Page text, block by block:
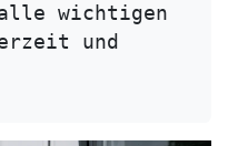
wichtigen
und